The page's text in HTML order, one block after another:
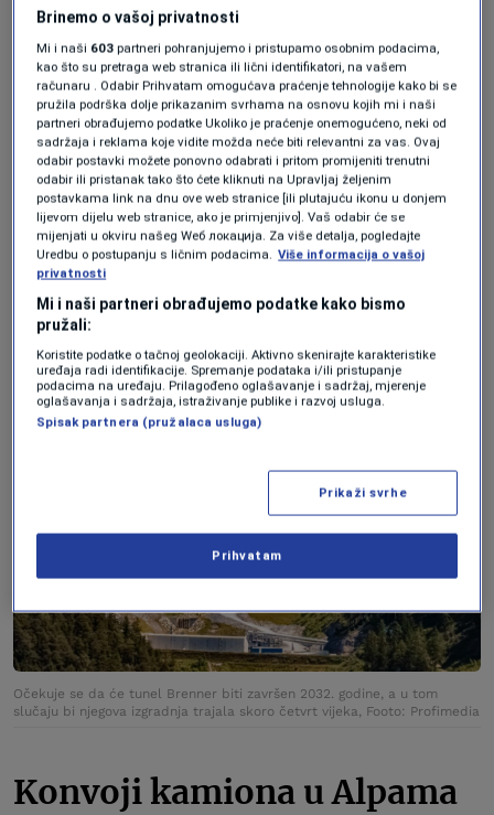
da bude završen 2032. godine, kao i tunel
Brener, čija bi izgradnja u ovom slučaju
trajala skoro četvrt vijeka.
Tunel Brenner je zajednički projekat
Italije, Austrije i EU. Potonji je uključen jer
je tunel dio Scan-Med evropskog
transportnog koridora, jednog od devet
ključnih koridora u Transevropskoj
transportnoj mreži (TEN-T).
Očekuje se da će tunel Brenner biti završen 2032. godine, a u tom
slučaju bi njegova izgradnja trajala skoro četvrt vijeka, Footo: Profimedia
Konvoji kamiona u Alpama
Brinemo o vašoj privatnosti
Mi i naši 603 partneri pohranjujemo i pristupamo osobnim podacima,
kao što su pretraga web stranica ili lični identifikatori, na vašem
računaru . Odabir Prihvatam omogućava praćenje tehnologije kako bi se
pružila podrška dolje prikazanim svrhama na osnovu kojih mi i naši
partneri obrađujemo podatke Ukoliko je praćenje onemogućeno, neki od
sadržaja i reklama koje vidite možda neće biti relevantni za vas. Ovaj
odabir postavki možete ponovno odabrati i pritom promijeniti trenutni
odabir ili pristanak tako što ćete kliknuti na Upravljaj željenim
postavkama link na dnu ove web stranice [ili plutajuću ikonu u donjem
lijevom dijelu web stranice, ako je primjenjivo]. Vaš odabir će se
mijenjati u okviru našeg Wеб локација. Za više detalja, pogledajte
Uredbu o postupanju s ličnim podacima. Više informacija o vašoj
privatnosti
Mi i naši partneri obrađujemo podatke kako bismo
pružali:
Koristite podatke o tačnoj geolokaciji. Aktivno skenirajte karakteristike
uređaja radi identifikacije. Spremanje podataka i/ili pristupanje
podacima na uređaju. Prilagođeno oglašavanje i sadržaj, mjerenje
oglašavanja i sadržaja, istraživanje publike i razvoj usluga.
Spisak partnera (pružalaca usluga)
Prikaži svrhe
Prihvatam